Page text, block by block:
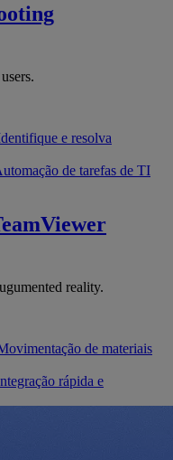
e resolva
de tarefas de TI
reality.
de materiais
rápida e